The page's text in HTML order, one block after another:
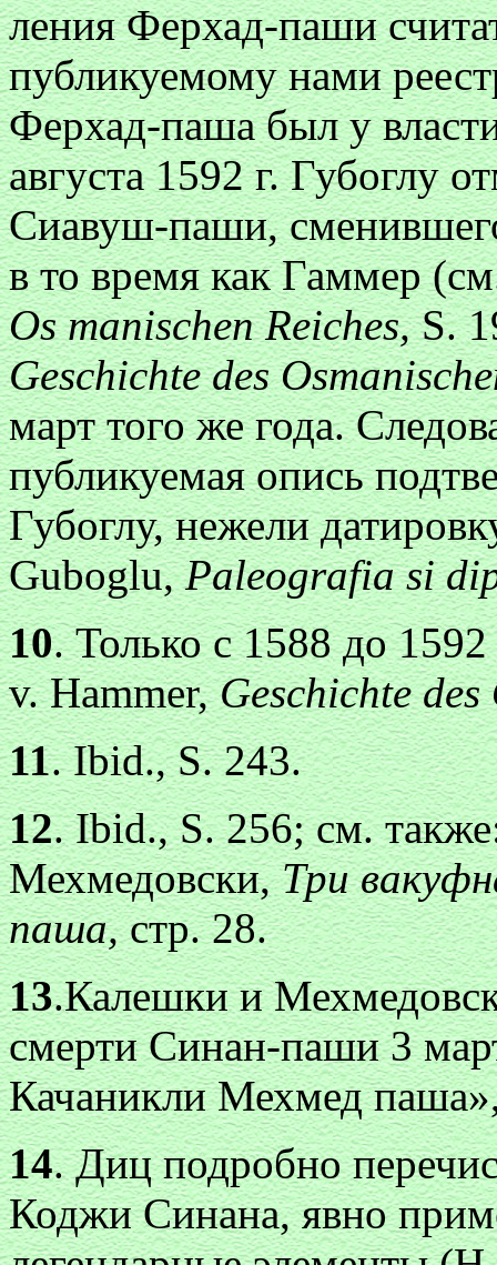
ления Ферхад-паши
публикуемому нами
Ферхад-паша был у
августа 1592 г. Губоглу
Сиавуш-паши,
в то время как Гаммер
Os manischen Reiches,S.
Geschichte des
март того же года.
публикуемая опись
Губоглу, нежели
Guboglu,Paleografia si
10. Только с 1588 до
v. Hammer,Geschichte
11. Ibid., S. 243.
12. Ibid., S. 256; см.
Мехмедовски,Три
паша,стр. 28.
13.Калешки и
смерти Синан-паши 3
Качаникли Мехмед
14. Диц подробно
Коджи Синана, явно